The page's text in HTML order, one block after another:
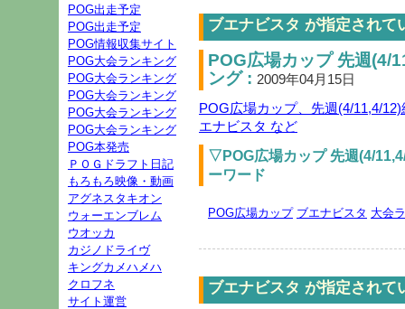
ブエナビスタ が指定されて
POG広場カップ 先週(4/
ング : 2009年04月15日
POG広場カップ、先週(4/11,4/
エナビスタ など
▽POG広場カップ 先週(4/
ーワード
POG広場カップ ブエナビスタ 大会
ブエナビスタ が指定されて
POG出走予定
POG出走予定
POG情報収集サイト
POG大会ランキング
POG大会ランキング
POG大会ランキング
POG大会ランキング
POG大会ランキング
POG本発売
ＰＯＧドラフト日記
もろもろ映像・動画
アグネスタキオン
ウォーエンブレム
ウオッカ
カジノドライヴ
キングカメハメハ
クロフネ
サイト運営